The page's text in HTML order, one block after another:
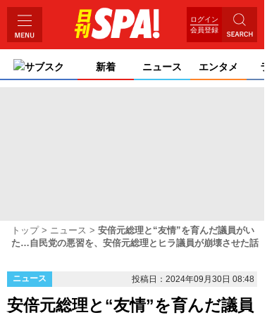
ログイン
会員登録
サブスク 新着 ニュース エンタメ
トップ ニュース
安倍元総理と“友情”を育んだ議員がい
た…自民党の悪習を、安倍元総理とヒラ議員が崩壊させた話
ニュース 投稿日：2024年09月30日 08:48
安倍元総理と“友情”を育んだ議員